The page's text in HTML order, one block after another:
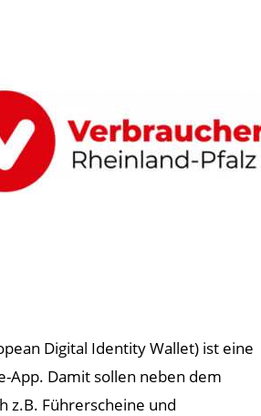
Digital Identity Wallet) ist eine
App. Damit sollen neben dem
z.B. Führerscheine und